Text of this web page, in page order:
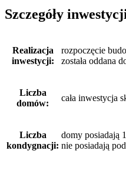
Szczegóły
Realizacja
inwestycji:
rozpoczęcie
została oddana
Liczba
domów:
cała inwestycja
Liczba
kondygnacji:
domy posiadają
nie posiadają